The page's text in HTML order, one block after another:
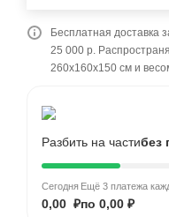
Бесплатная доставка
25 000 р.
260x160x150 см и
Разбить на частибез
Сегодня
0,00 ₽
Ещё 3 платежа
по 0,00 ₽